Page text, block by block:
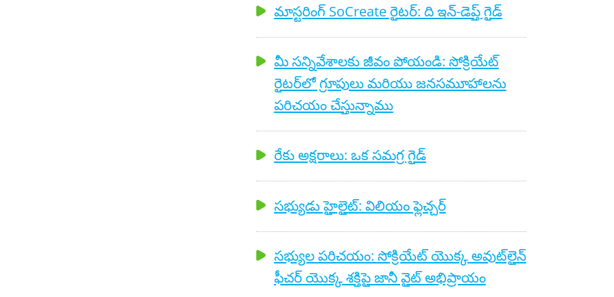
మాస్టరింగ్ SoCreate రైటర్: ది ఇన్-డెప్త్ గైడ్
మీ సన్నివేశాలకు జీవం పోయండి: సోక్రియేట్
రైటర్‌లో గ్రూపులు మరియు జనసమూహాలను
పరిచయం చేస్తున్నాము
రేకు అక్షరాలు: ఒక సమగ్ర గైడ్
సభ్యుడు హైలైట్: విలియం ఫ్లెచ్చర్
సభ్యుల పరిచయం: సోక్రియేట్ యొక్క అవుట్‌లైన్
ఫీచర్ యొక్క శక్తిపై జానీ వైట్ అభిప్రాయం